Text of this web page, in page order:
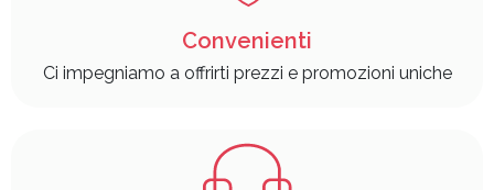
Convenienti
Ci impegniamo a offrirti prezzi e promozioni uniche